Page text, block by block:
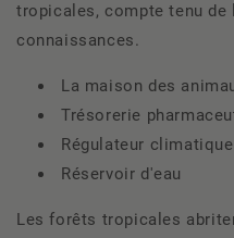
tropicales, compte tenu
connaissances.
La maison des
Trésorerie
Régulateur climatique
Réservoir d'eau
Les forêts tropicales